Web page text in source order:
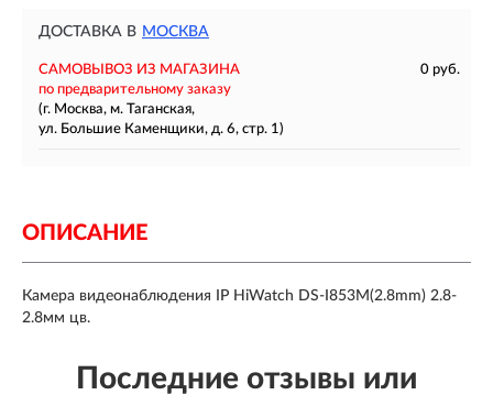
ДОСТАВКА В МОСКВА
САМОВЫВОЗ ИЗ МАГАЗИНА
0 руб.
по предварительному заказу
(г. Москва, м. Таганская,
ул. Большие Каменщики, д. 6, стр. 1)
ОПИСАНИЕ
Камера видеонаблюдения IP HiWatch DS-I853M(2.8mm) 2.8-
2.8мм цв.
Последние отзывы или